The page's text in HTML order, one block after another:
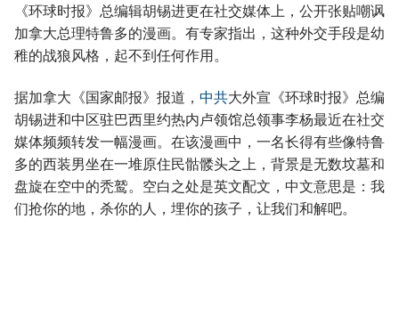
《环球时报》总编辑胡锡进更在社交媒体上，公开张贴嘲讽
加拿大总理特鲁多的漫画。有专家指出，这种外交手段是幼
稚的战狼风格，起不到任何作用。
据加拿大《国家邮报》报道， 中共大外宣《环球时报》总编
胡锡进和中区驻巴西里约热内卢领馆总领事李杨最近在社交
媒体频频转发一幅漫画。在该漫画中，一名长得有些像特鲁
多的西装男坐在一堆原住民骷髅头之上，背景是无数坟墓和
盘旋在空中的秃鹫。空白之处是英文配文，中文意思是：我
们抢你的地，杀你的人，埋你的孩子，让我们和解吧。